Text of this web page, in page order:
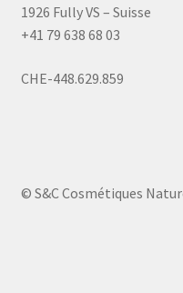
1926 Fully VS – Suisse
+41 79 638 68 03
CHE-448.629.859
© S&C Cosmétiques